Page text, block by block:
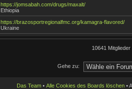
https://jomsabah.com/drugs/maxalt/
Ethiopia
https://brazosportregionalfmc.org/kamagra-flavored/
Ukraine
10641 Mitglieder
Gehe zu:
Das Team• Alle Cookies des Boards löschen•